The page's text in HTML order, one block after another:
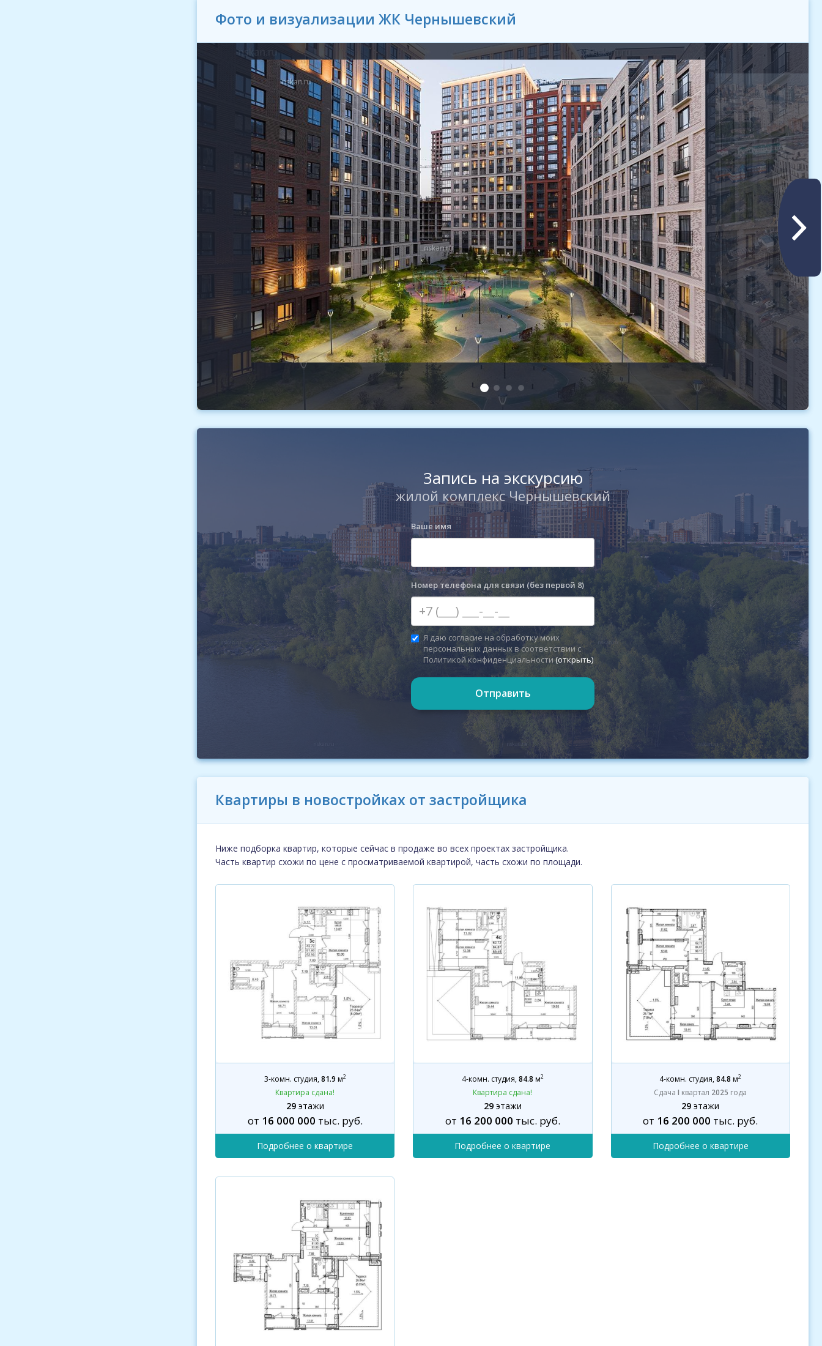
Фото и визуализации ЖК Чернышевский
Запись на экскурсию
жилой комплекс Чернышевский
Ваше имя
Номер телефона для связи (без первой 8)
Я даю согласие на обработку моих
персональных данных в соответствии с
Политикой конфиденциальности (открыть)
Отправить
Квартиры в новостройках от застройщика
Ниже подборка квартир, которые сейчас в продаже во всех проектах застройщика.
Часть квартир схожи по цене с просматриваемой квартирой, часть схожи по площади.
3-комн. студия,81.9 м2
Квартира сдана!
29этажи
от 16 000 000 тыс. руб.
Подробнее о квартире
4-комн. студия,84.8 м2
Квартира сдана!
29этажи
от 16 200 000 тыс. руб.
Подробнее о квартире
4-комн. студия,84.8 м2
СдачаI квартал 2025 года
29 этажи
от 16 200 000 тыс. руб.
Подробнее о квартире